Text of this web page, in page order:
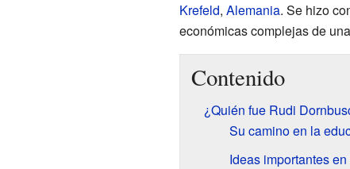
Krefeld, Alemania. Se hizo
económicas complejas de
Contenido
¿Quién fue Rudi
Su camino en la
Ideas importantes